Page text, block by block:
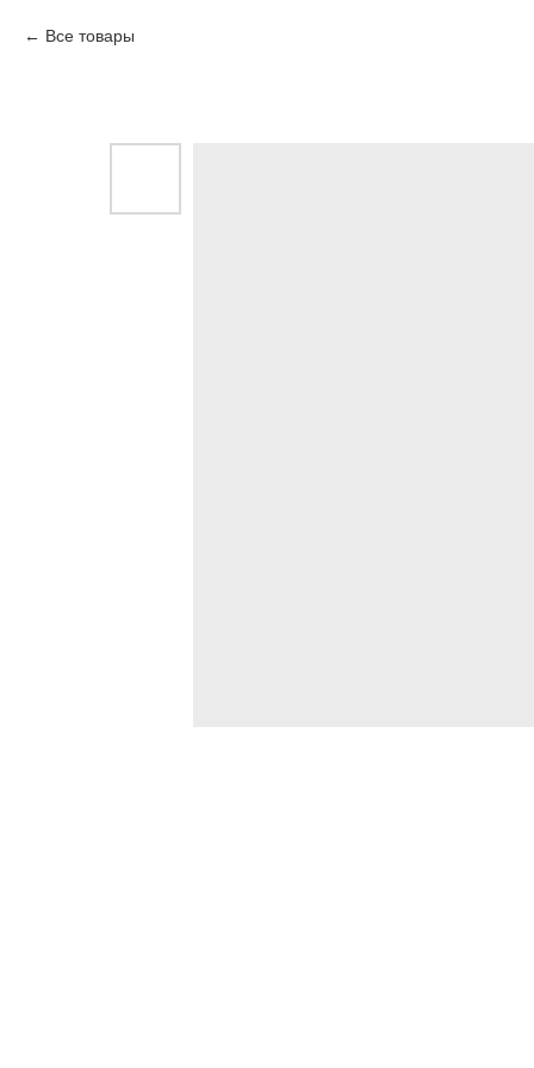
Все товары